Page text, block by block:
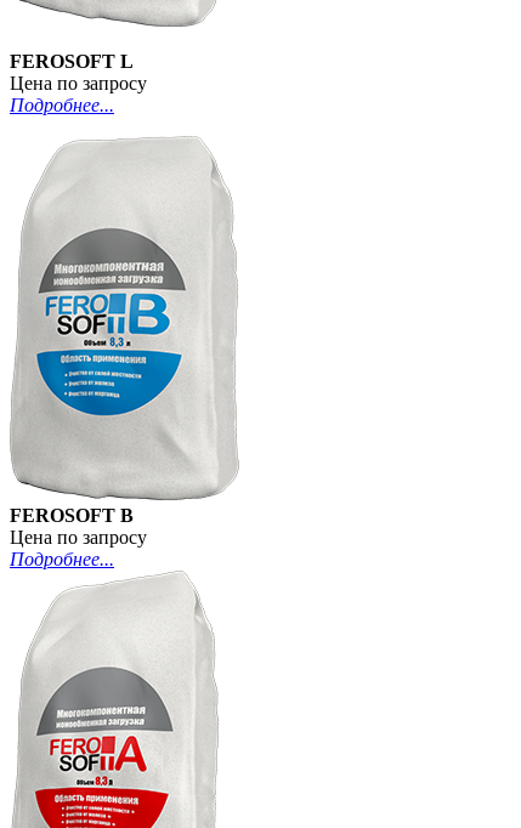
FEROSOFT L
Цена по запросу
Подробнее...
FEROSOFT B
Цена по запросу
Подробнее...